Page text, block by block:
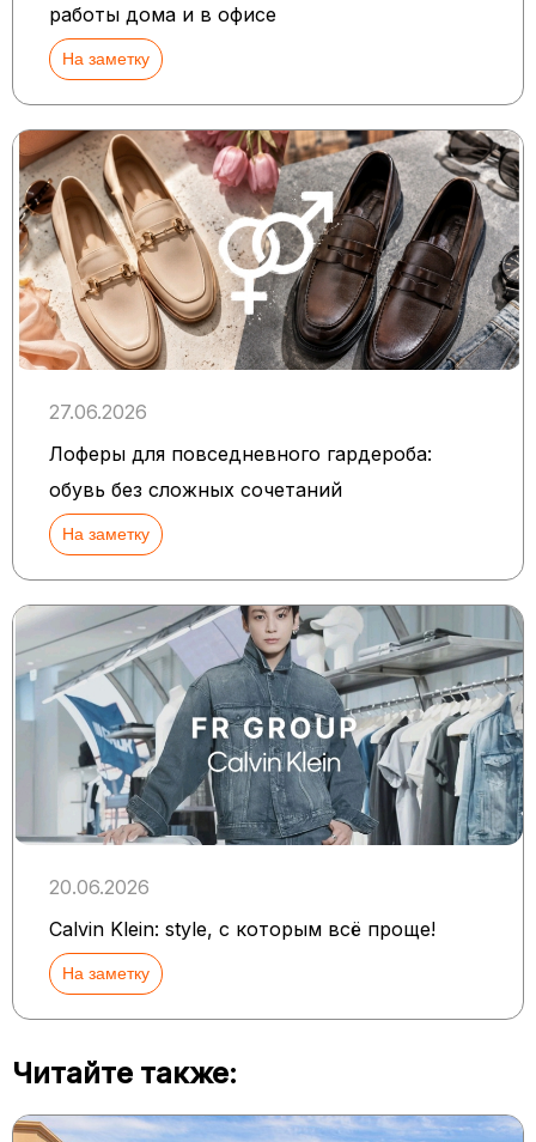
работы дома и в офисе
На заметку
27.06.2026
Лоферы для повседневного гардероба:
обувь без сложных сочетаний
На заметку
20.06.2026
Calvin Klein: style, с которым всё проще!
На заметку
Читайте также: